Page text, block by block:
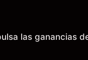
las ganancias